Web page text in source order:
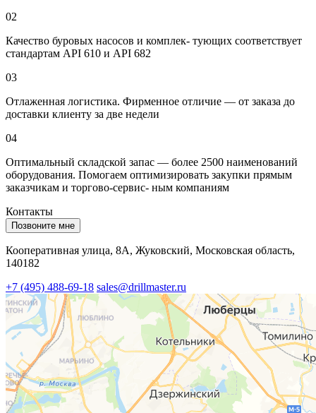
02
Качество буровых насосов и комплек- тующих соответствует
стандартам API 610 и API 682
03
Отлаженная логистика. Фирменное отличие — от заказа до
доставки клиенту за две недели
04
Оптимальный складской запас — более 2500 наименований
оборудования. Помогаем оптимизировать закупки прямым
заказчикам и торгово-сервис- ным компаниям
Контакты
Позвоните мне
Кооперативная улица, 8А, Жуковский, Московская область,
140182
+7 (495) 488-69-18 sales@drillmaster.ru